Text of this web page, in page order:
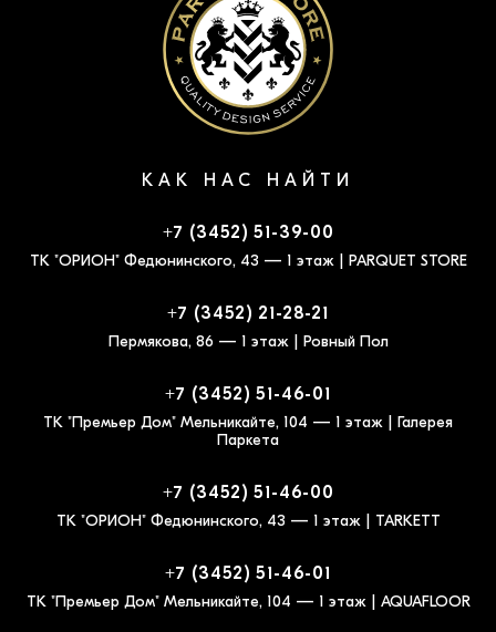
КАК НАС НАЙТИ
+7 (3452) 51-39-00
ТК "ОРИОН" Федюнинского, 43 — 1 этаж | PARQUET STORE
+7 (3452) 21-28-21
Пермякова, 86 — 1 этаж | Ровный Пол
+7 (3452) 51-46-01
ТК "Премьер Дом" Мельникайте, 104 — 1 этаж | Галерея
Паркета
+7 (3452) 51-46-00
ТК "ОРИОН" Федюнинского, 43 — 1 этаж | TARKETT
+7 (3452) 51-46-01
ТК "Премьер Дом" Мельникайте, 104 — 1 этаж | AQUAFLOOR